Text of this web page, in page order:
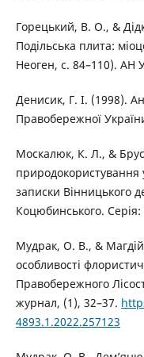
Горецький, В. О., &
Подільська плита:
Неоген, с. 84–110). АН
Денисик, Г. І. (1998).
Правобережної
Москалюк, К. Л., &
природокористування
записки Вінницького
Коцюбинського. Серія:
Мудрак, О. В., &
особливості
Правобережного
журнал, (1), 32–37.
4893.1.2022.257123